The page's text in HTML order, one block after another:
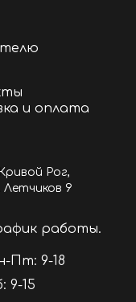
и оплата
Рог,
Летчиков 9
работы.
Пт: 9-18
9-15